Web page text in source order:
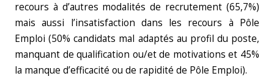
recours à d’autres modalités de recrutement (65,7%)
mais aussi l’insatisfaction dans les recours à Pôle
Emploi (50% candidats mal adaptés au profil du poste,
manquant de qualification ou/et de motivations et 45%
la manque d’efficacité ou de rapidité de Pôle Emploi).